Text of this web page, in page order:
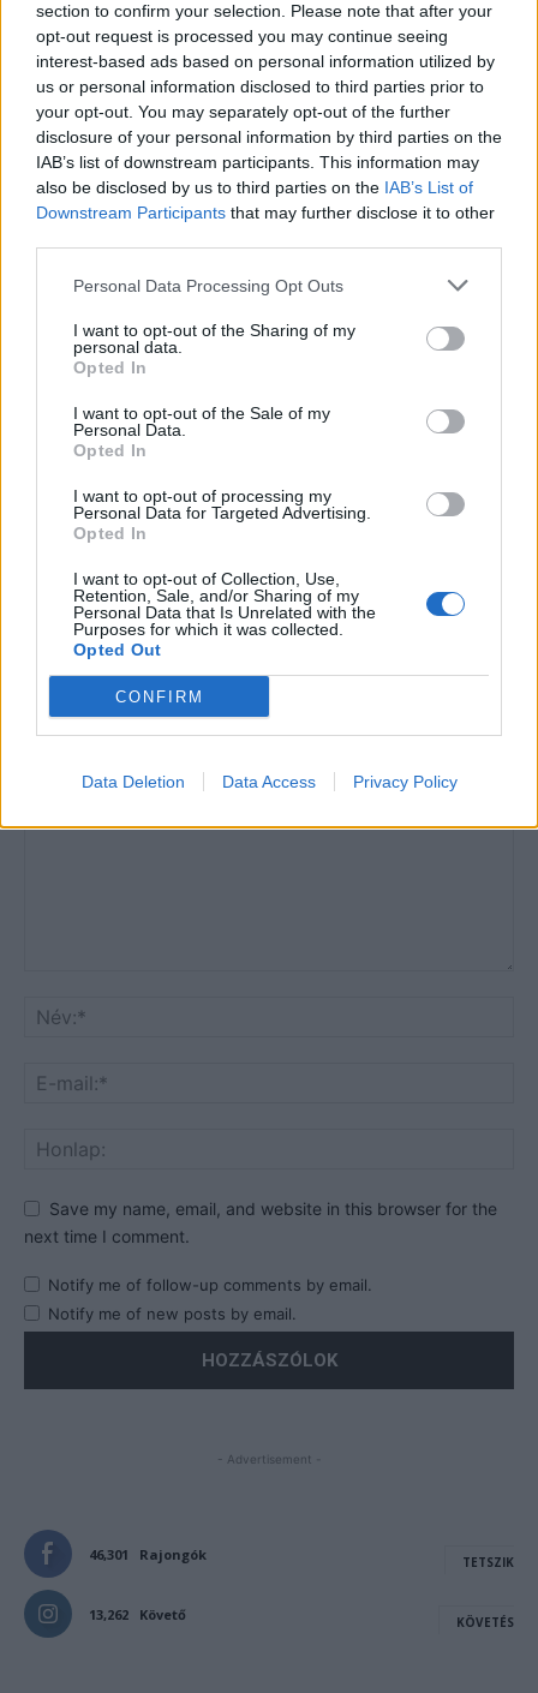
section to confirm your selection. Please note that after your
opt-out request is processed you may continue seeing
interest-based ads based on personal information utilized by
us or personal information disclosed to third parties prior to
your opt-out. You may separately opt-out of the further
disclosure of your personal information by third parties on the
IAB’s list of downstream participants. This information may
also be disclosed by us to third parties on the IAB’s List of
Downstream Participants that may further disclose it to other
Personal Data Processing Opt Outs
I want to opt-out of the Sharing of my
personal data.
Opted In
I want to opt-out of the Sale of my
Personal Data.
Opted In
I want to opt-out of processing my
Personal Data for Targeted Advertising.
Opted In
I want to opt-out of Collection, Use,
Retention, Sale, and/or Sharing of my
Personal Data that Is Unrelated with the
Purposes for which it was collected.
Opted Out
CONFIRM
Data Deletion Data Access Privacy Policy
My Myirror
KAPCSOLÓDÓ CIKKEK TÖBB A SZERZŐTŐL
Heti horoszkóp december 15-21-ig
HOZZÁSZÓLOK A CIKKHEZ
Save my name, email, and website in this browser for the
next time I comment.
Notify me of follow-up comments by email.
Notify me of new posts by email.
- Advertisement -
46,301 Rajongók TETSZIK
13,262 Követő KÖVETÉS